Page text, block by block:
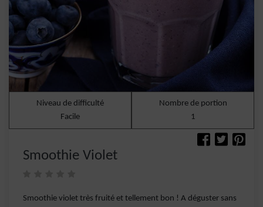
Niveau de difficulté
Facile
Nombre de portion
1
Smoothie Violet
Smoothie violet très fruité et tellement bon ! A déguster sans